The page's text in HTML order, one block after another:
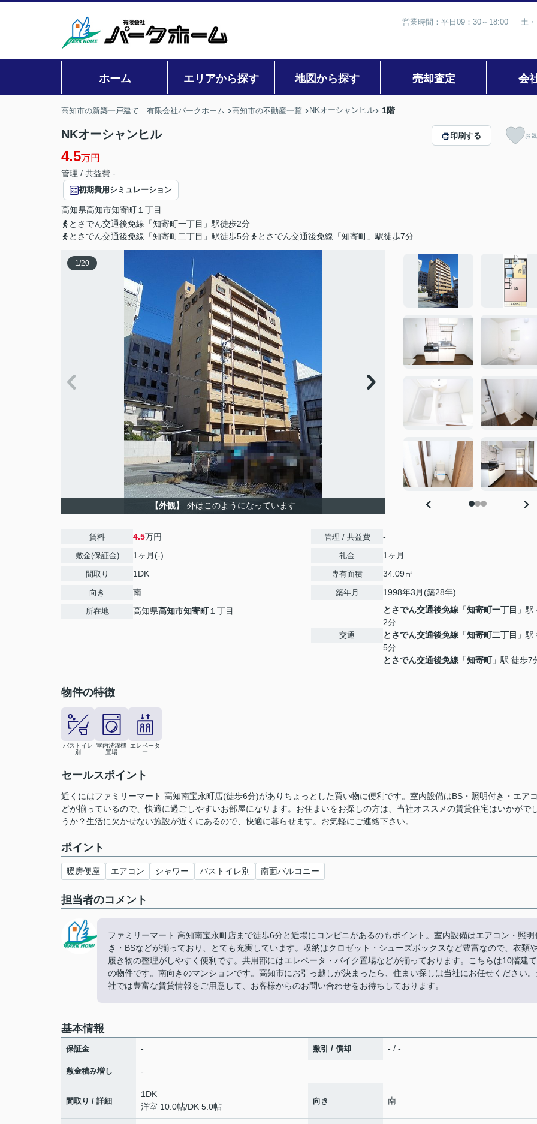
営業時間：平日09：30～18:00 土
ホーム エリアから探す 地図から探す 売却査定 会
高知市の新築一戸建て｜有限会社パークホーム 高知市の不動産一覧 NKオーシャンヒル 1階
NKオーシャンヒル
4.5万円
管理 / 共益費 -
初期費用シミュレーション
高知県高知市知寄町 １丁目
とさでん交通後免線「知寄町一丁目」駅徒歩2分
とさでん交通後免線「知寄町二丁目」駅徒歩5分
とさでん交通後免線「知寄町」駅徒歩7分
印刷する お
1/20
【外観】 外はこのようになっています
賃料 4.5万円
敷金(保証金) 1ヶ月(-)
間取り 1DK
向き 南
所在地 高知県高知市知寄町１丁目
管理 / 共益費 -
礼金 1ヶ月
専有面積 34.09㎡
築年月 1998年3月(築28年)
交通
とさでん交通後免線 「知寄町一丁目 」
2分
とさでん交通後免線 「知寄町二丁目 」
5分
とさでん交通後免線 「知寄町」駅 徒歩7
物件の特徴
バストイレ
別
室内洗濯機
置場
エレベータ
ー
セールスポイント
近くにはファミリーマート 高知南宝永町店(徒歩6分)がありちょっとした買い物に便利です。室内設備はBS・照明付き・エア
どが揃っているので、快適に過ごしやすいお部屋になります。お住まいをお探しの方は、当社オススメの賃貸住宅はいかがで
うか？生活に欠かせない施設が近くにあるので、快適に暮らせます。お気軽にご連絡下さい。
ポイント
暖房便座 エアコン シャワー バストイレ別 南面バルコニー
担当者のコメント
ファミリーマート 高知南宝永町店まで徒歩6分と近場にコンビニがあるのもポイント。室内設備はエアコン・照明
き・BSなどが揃っており、とても充実しています。収納はクロゼット・シューズボックスなど豊富なので、衣類
履き物の整理がしやすく便利です。共用部にはエレベータ・バイク置場などが揃っております。こちらは10階建て
の物件です。南向きのマンションです。高知市にお引っ越しが決まったら、住まい探しは当社にお任せください
社では豊富な賃貸情報をご用意して、お客様からのお問い合わせをお待ちしております。
基本情報
保証金 - 敷引 / 償却 - / -
敷金積み増し -
間取り / 詳細
1DK
洋室 10.0帖/DK 5.0帖
向き 南